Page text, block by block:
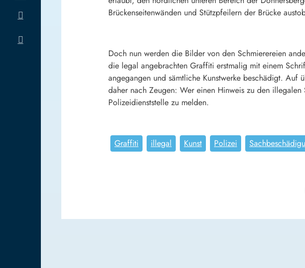
Brückenseitenwänden und Stützpfeilern der Brücke
Doch nun werden die Bilder von den Schmierereien
die legal angebrachten Graffiti erstmalig mit einem
angegangen und sämtliche Kunstwerke beschädigt.
daher nach Zeugen: Wer einen Hinweis zu den
Polizeidienststelle zu melden.
Graffiti illegal Kunst Polizei